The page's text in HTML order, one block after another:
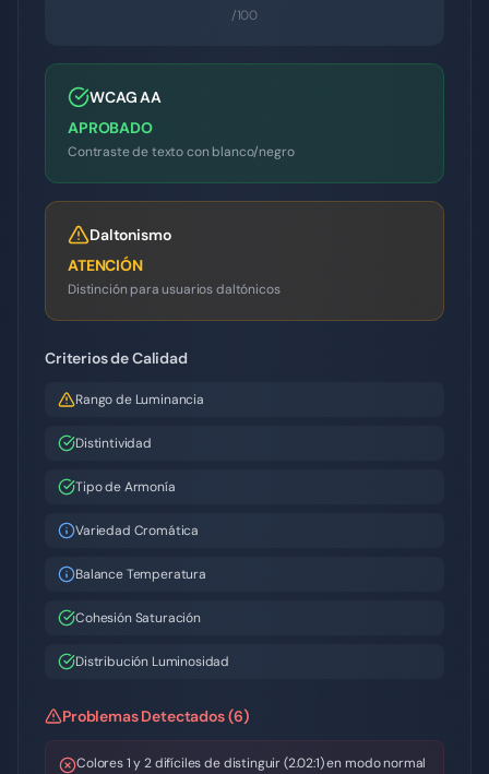
/100
WCAG AA
APROBADO
Contraste de texto con blanco/negro
Daltonismo
ATENCIÓN
Distinción para usuarios daltónicos
Criterios de Calidad
Rango de Luminancia
Distintividad
Tipo de Armonía
Variedad Cromática
Balance Temperatura
Cohesión Saturación
Distribución Luminosidad
Problemas Detectados (6)
Colores 1 y 2 difíciles de distinguir (2.02:1) en modo normal